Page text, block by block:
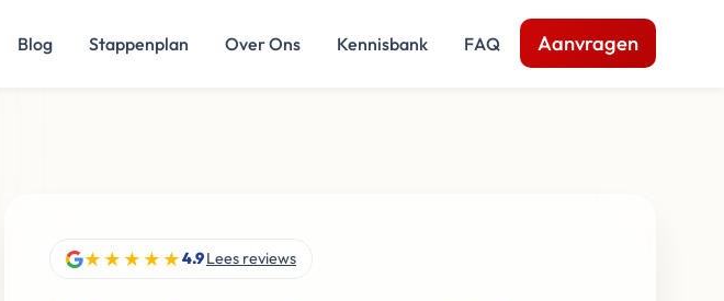
Blog Stappenplan Over Ons Kennisbank FAQ Aanvragen
★★★★★4.9Lees reviews